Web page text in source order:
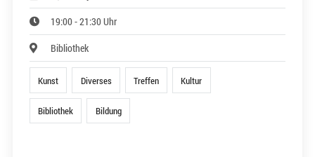
19:00 - 21:30 Uhr
Bibliothek
Kunst Diverses Treffen Kultur
Bibliothek Bildung